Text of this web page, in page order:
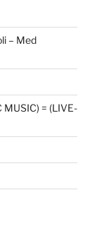
– Med
MUSIC) = (LIVE-